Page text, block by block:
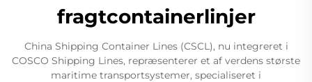
fragtcontainerlinjer
China Shipping Container Lines (CSCL), nu integreret i
COSCO Shipping Lines, repræsenterer et af verdens største
maritime transportsystemer, specialiseret i